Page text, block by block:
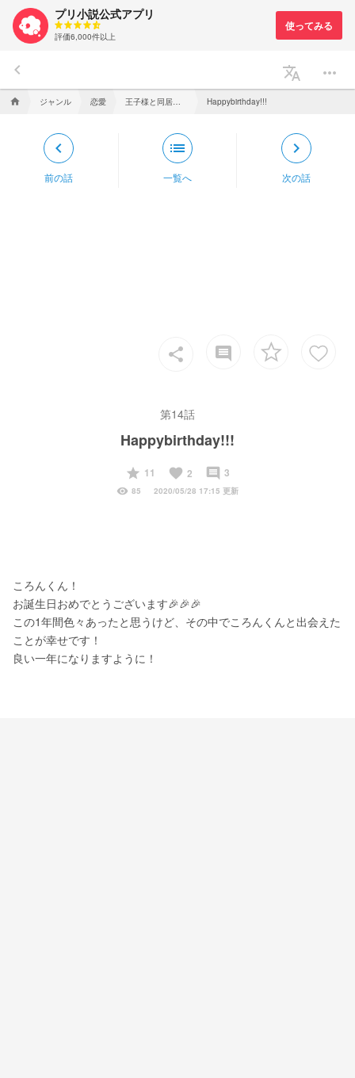
プリ小説公式アプリ
評価6,000件以上
keyboard_arrow_left translate more_horiz
home ジャンル 恋愛 Happybirthday!!!
keyboard_arrow_left
前の話
list
一覧へ
keyboard_arrow_right
次の話
share insert_comment
第14話
Happybirthday!!!
start
11 favorite 2 insert_comment 3
visibility 85 2020/05/28 17:15 更新
ころんくん！
お誕生日おめでとうございます🎉🎉🎉
この1年間色々あったと思うけど、その中でころんくんと出会えた
ことが幸せです！
良い一年になりますように！